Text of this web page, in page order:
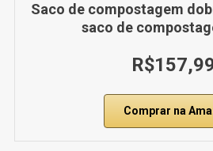
Saco de compostagem
saco de
Comprar na